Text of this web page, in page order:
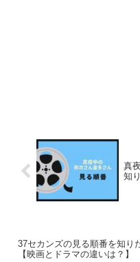
真
知
37セカンズの見る順番を知り
【映画とドラマの違いは？】